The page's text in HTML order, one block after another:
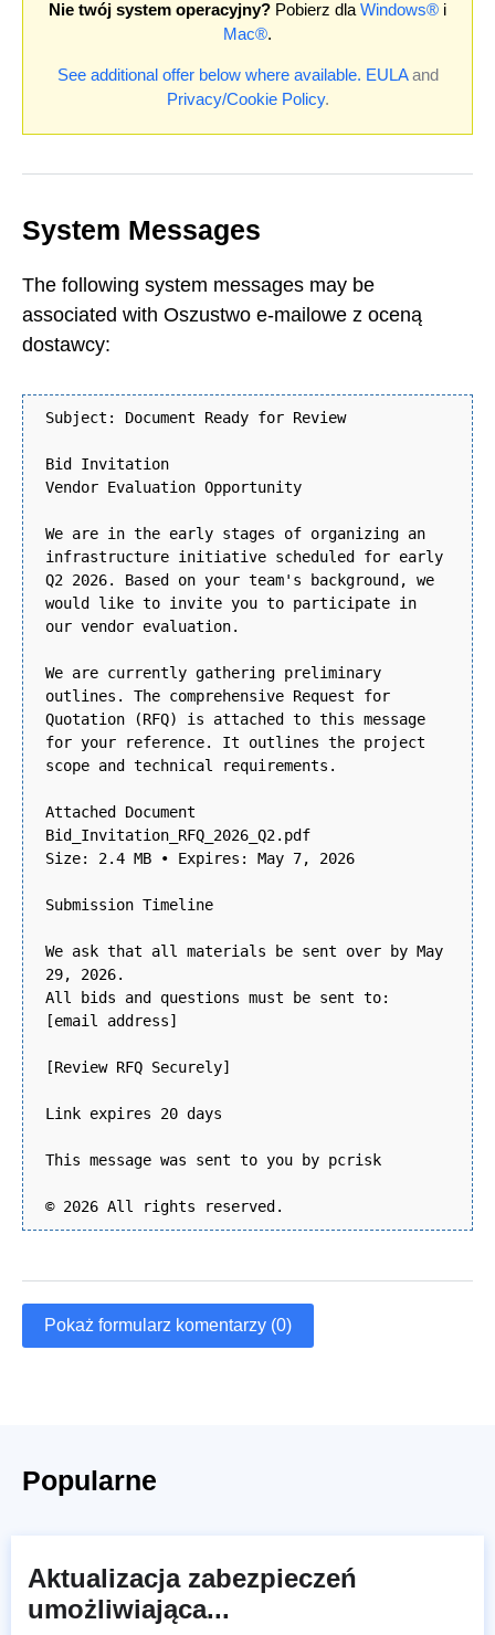
Nie twój system operacyjny? Pobierz dla Windows® i
Mac®.
See additional offer below where available. EULAand
Privacy/Cookie Policy.
System Messages
The following system messages may be
associated with Oszustwo e-mailowe z oceną
dostawcy:
Subject: Document Ready for Review
Bid Invitation
Vendor Evaluation Opportunity
We are in the early stages of organizing an
infrastructure initiative scheduled for early
Q2 2026. Based on your team's background, we
would like to invite you to participate in
our vendor evaluation.
We are currently gathering preliminary
outlines. The comprehensive Request for
Quotation (RFQ) is attached to this message
for your reference. It outlines the project
scope and technical requirements.
Attached Document
Bid_Invitation_RFQ_2026_Q2.pdf
Size: 2.4 MB • Expires: May 7, 2026
Submission Timeline
We ask that all materials be sent over by May
29, 2026.
All bids and questions must be sent to:
[email address]
[Review RFQ Securely]
Link expires 20 days
This message was sent to you by pcrisk
© 2026 All rights reserved.
Pokaż formularz komentarzy (0)
Popularne
Aktualizacja zabezpieczeń
umożliwiająca...